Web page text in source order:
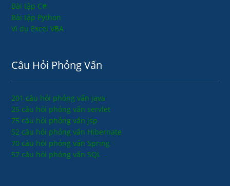
Bài tập C#
Bài tập Python
Ví dụ Excel VBA
Câu Hỏi Phỏng Vấn
201 câu hỏi phỏng vấn java
25 câu hỏi phỏng vấn servlet
75 câu hỏi phỏng vấn jsp
52 câu hỏi phỏng vấn Hibernate
70 câu hỏi phỏng vấn Spring
57 câu hỏi phỏng vấn SQL